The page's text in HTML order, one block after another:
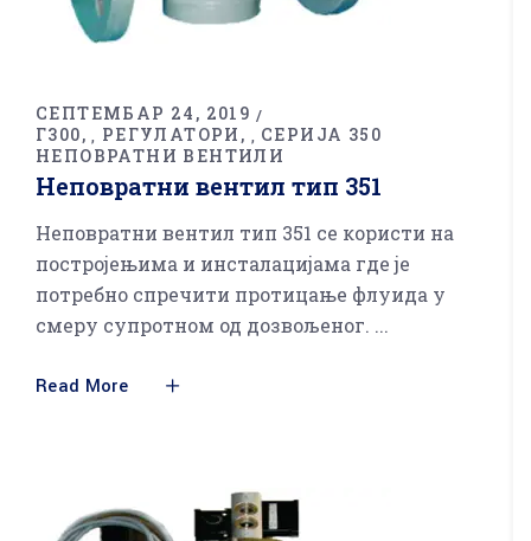
СЕПТЕМБАР 24, 2019
Г300
РЕГУЛАТОРИ
СЕРИЈА 350
НЕПОВРАТНИ ВЕНТИЛИ
Неповратни вентил тип 351
Неповратни вентил тип 351 се користи на
постројењима и инсталацијама где је
потребно спречити протицање флуида у
смеру супротном од дозвољеног.
Read More